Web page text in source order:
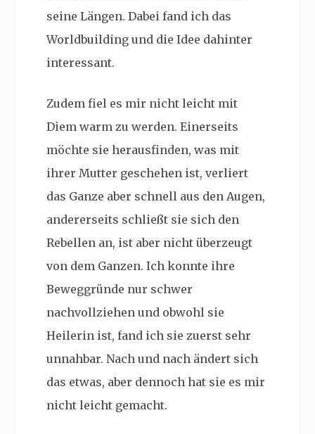
seine Längen. Dabei fand ich das
Worldbuilding und die Idee dahinter
interessant.
Zudem fiel es mir nicht leicht mit
Diem warm zu werden. Einerseits
möchte sie herausfinden, was mit
ihrer Mutter geschehen ist, verliert
das Ganze aber schnell aus den Augen,
andererseits schließt sie sich den
Rebellen an, ist aber nicht überzeugt
von dem Ganzen. Ich konnte ihre
Beweggründe nur schwer
nachvollziehen und obwohl sie
Heilerin ist, fand ich sie zuerst sehr
unnahbar. Nach und nach ändert sich
das etwas, aber dennoch hat sie es mir
nicht leicht gemacht.